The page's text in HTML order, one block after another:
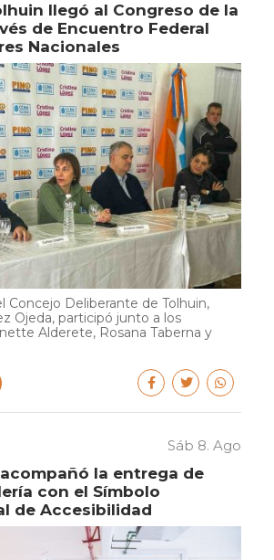
llegó al Congreso de la
de Encuentro Federal
Nacionales
Concejo Deliberante de Tolhuin,
Ojeda, participó junto a los
Alderete, Rosana Taberna y
Sáb 8. Ago
la entrega de
con el Símbolo
de Accesibilidad